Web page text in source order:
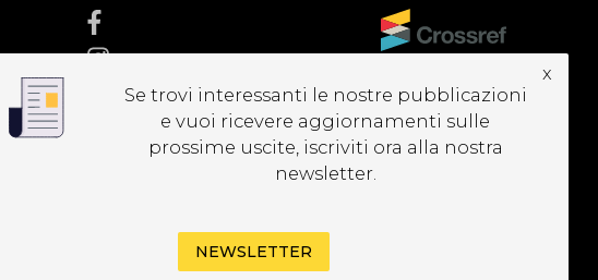
Se trovi interessanti le nostre pubblicazioni
e vuoi ricevere aggiornamenti sulle
prossime uscite, iscriviti ora alla nostra
newsletter.
x
NEWSLETTER